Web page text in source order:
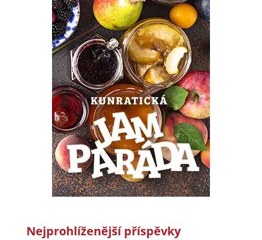
Nejprohlíženější příspěvky